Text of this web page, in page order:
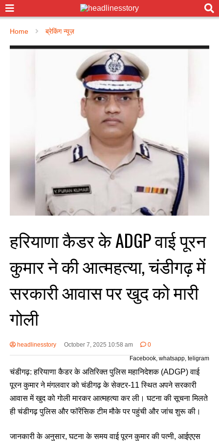
Home ब्रेकिंग न्यूज़
हरियाणा कैडर के ADGP वाई पूरन
कुमार ने की आत्महत्या, चंडीगढ़ में
सरकारी आवास पर खुद को मारी
गोली
headlinesstory October 7, 2025 10:58 am
0
Facebook, whatsapp, teligram
चंडीगढ़: हरियाणा कैडर के अतिरिक्त पुलिस महानिदेशक (ADGP) वाई
पूरन कुमार ने मंगलवार को चंडीगढ़ के सेक्टर-11 स्थित अपने सरकारी
आवास में खुद को गोली मारकर आत्महत्या कर ली। घटना की सूचना मिलते
ही चंडीगढ़ पुलिस और फॉरेंसिक टीम मौके पर पहुंची और जांच शुरू की।
जानकारी के अनुसार, घटना के समय वाई पूरन कुमार की पत्नी, आईएएस